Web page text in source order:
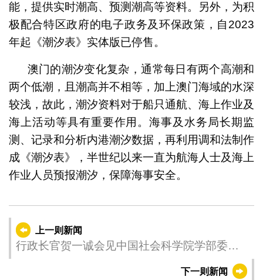
能，提供实时潮高、预测潮高等资料。另外，为积
极配合特区政府的电子政务及环保政策，自2023
年起《潮汐表》实体版已停售。
澳门的潮汐变化复杂，通常每日有两个高潮和
两个低潮，且潮高并不相等，加上澳门海域的水深
较浅，故此，潮汐资料对于船只通航、海上作业及
海上活动等具有重要作用。海事及水务局长期监
测、记录和分析内港潮汐数据，再利用调和法制作
成《潮汐表》，半世纪以来一直为航海人士及海上
作业人员预报潮汐，保障海事安全。
上一则新闻
行政长官贺一诚会见中国社会科学院学部委员
下一则新闻